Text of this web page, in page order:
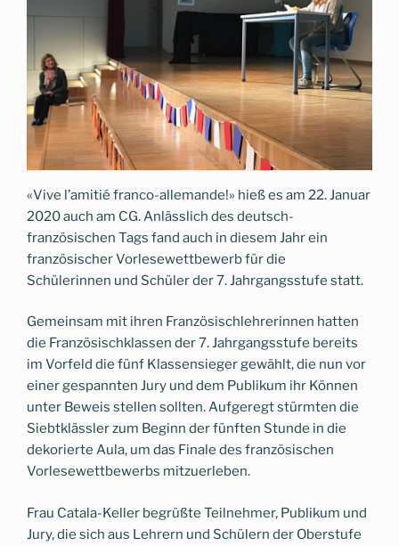
«Vive l’amitié franco-allemande!» hieß es am 22. Januar
2020 auch am CG. Anlässlich des deutsch-
französischen Tags fand auch in diesem Jahr ein
französischer Vorlesewettbewerb für die
Schülerinnen und Schüler der 7. Jahrgangsstufe statt.
Gemeinsam mit ihren Französischlehrerinnen hatten
die Französischklassen der 7. Jahrgangsstufe bereits
im Vorfeld die fünf Klassensieger gewählt, die nun vor
einer gespannten Jury und dem Publikum ihr Können
unter Beweis stellen sollten. Aufgeregt stürmten die
Siebtklässler zum Beginn der fünften Stunde in die
dekorierte Aula, um das Finale des französischen
Vorlesewettbewerbs mitzuerleben.
Frau Catala-Keller begrüßte Teilnehmer, Publikum und
Jury, die sich aus Lehrern und Schülern der Oberstufe